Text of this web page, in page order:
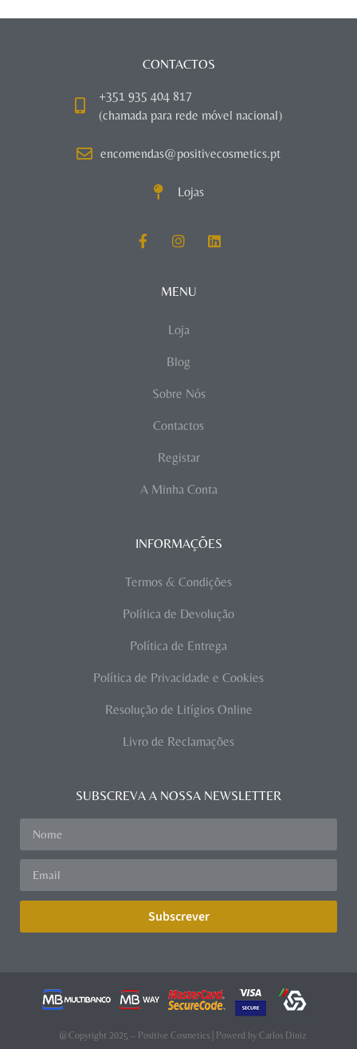
CONTACTOS
+351 935 404 817
(chamada para rede móvel nacional)
encomendas@positivecosmetics.pt
Lojas
MENU
Loja
Blog
Sobre Nós
Contactos
Registar
A Minha Conta
INFORMAÇÕES
Termos & Condições
Política de Devolução
Política de Entrega
Política de Privacidade e Cookies
Resolução de Litígios Online
Livro de Reclamações
SUBSCREVA A NOSSA NEWSLETTER
Subscrever
@Copyright 2025 – Positive Cosmetics | Powerd by Carlos Diniz